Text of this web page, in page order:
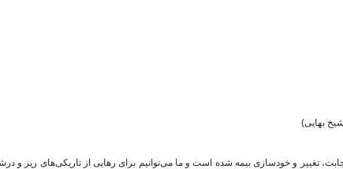
بهایی)
تغییر و خودسازی بیمه شده است و ما می‌توانیم برای رهایی از تاریکی‌های ریز و